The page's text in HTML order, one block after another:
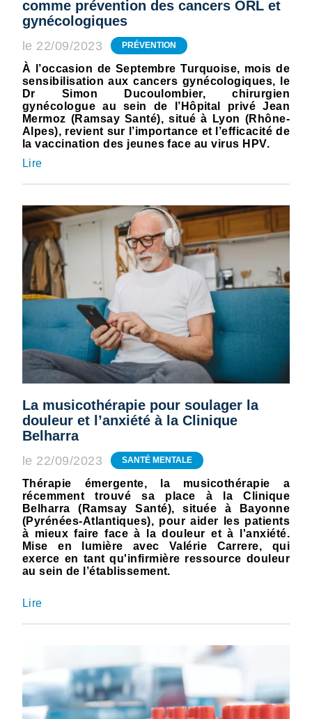
comme prévention des cancers ORL et
gynécologiques
le 22/09/2023 PRÉVENTION
À l’occasion de Septembre Turquoise, mois de
sensibilisation aux cancers gynécologiques, le
Dr Simon Ducoulombier, chirurgien
gynécologue au sein de l’Hôpital privé Jean
Mermoz (Ramsay Santé), situé à Lyon (Rhône-
Alpes), revient sur l’importance et l’efficacité de
la vaccination des jeunes face au virus HPV.
Lire
La musicothérapie pour soulager la
douleur et l’anxiété à la Clinique
Belharra
le 22/09/2023 SANTÉ MENTALE
Thérapie émergente, la musicothérapie a
récemment trouvé sa place à la Clinique
Belharra (Ramsay Santé), située à Bayonne
(Pyrénées-Atlantiques), pour aider les patients
à mieux faire face à la douleur et à l'anxiété.
Mise en lumière avec Valérie Carrere, qui
exerce en tant qu'infirmière ressource douleur
au sein de l’établissement.
Lire